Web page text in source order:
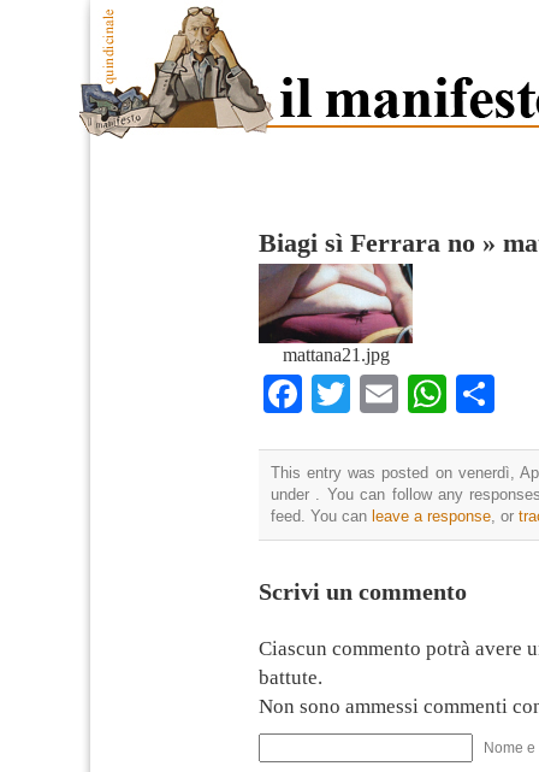
Biagi sì Ferrara no »
mattana21.jpg
Facebook
TwitterEmail
This entry was posted on venerdì,
under . You can follow any
feed. You can leave a response, or
Scrivi un commento
Ciascun commento potrà avere
battute.
Non sono ammessi commenti
Nome